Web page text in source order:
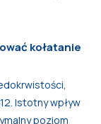
kołatanie
Istotny wpływ
poziom